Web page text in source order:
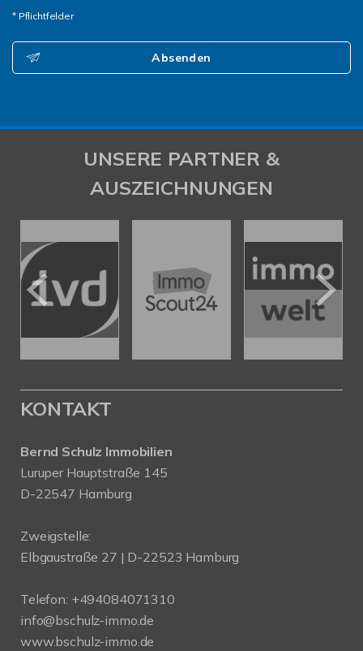
* Pflichtfelder
Absenden
UNSERE PARTNER &
AUSZEICHNUNGEN
KONTAKT
Bernd Schulz Immobilien
Luruper Hauptstraße 145
D-22547 Hamburg
Zweigstelle:
Elbgaustraße 27 | D-22523 Hamburg
Telefon: +494084071310
info@bschulz-immo.de
www.bschulz-immo.de